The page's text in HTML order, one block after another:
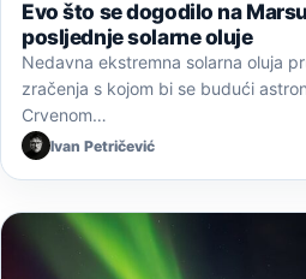
Evo što se dogodilo na
posljednje solarne oluje
Nedavna ekstremna solarna oluja
zračenja s kojom bi se budući
Crvenom…
Ivan Petričević